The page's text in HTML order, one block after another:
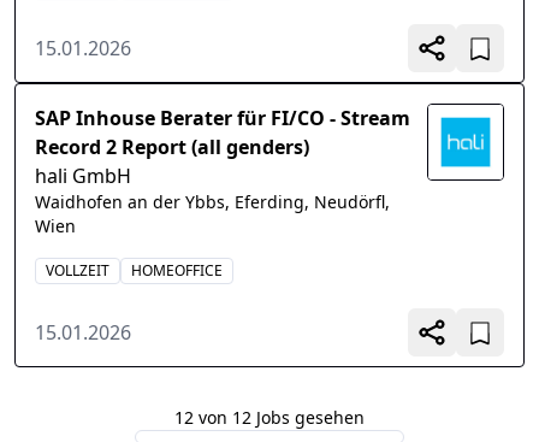
15.01.2026
SAP Inhouse Berater für FI/CO - Stream
Record 2 Report (all genders)
hali GmbH
Waidhofen an der Ybbs, Eferding, Neudörfl,
Wien
VOLLZEIT HOMEOFFICE
15.01.2026
12 von 12 Jobs gesehen